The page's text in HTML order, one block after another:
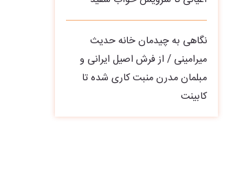
نگاهی به چیدمان خانه حدیث
میرامینی / از فرش اصیل ایرانی و
مبلمان مدرن منبت‌ کاری‌ شده تا
کابینت